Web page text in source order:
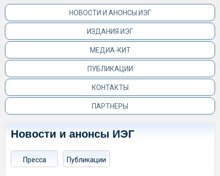
НОВОСТИ И АНОНСЫ ИЭГ
ИЗДАНИЯ ИЭГ
МЕДИА-КИТ
ПУБЛИКАЦИИ
КОНТАКТЫ
ПАРТНЕРЫ
Новости и анонсы ИЭГ
Пресса Публикации